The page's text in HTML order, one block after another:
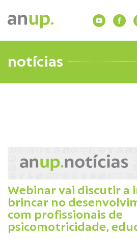
notícias
Webinar vai discutir a
brincar no
com profissionais de
psicomotricidade,